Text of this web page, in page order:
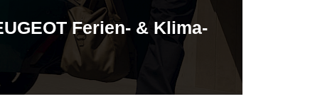
Ferien- & Klima-